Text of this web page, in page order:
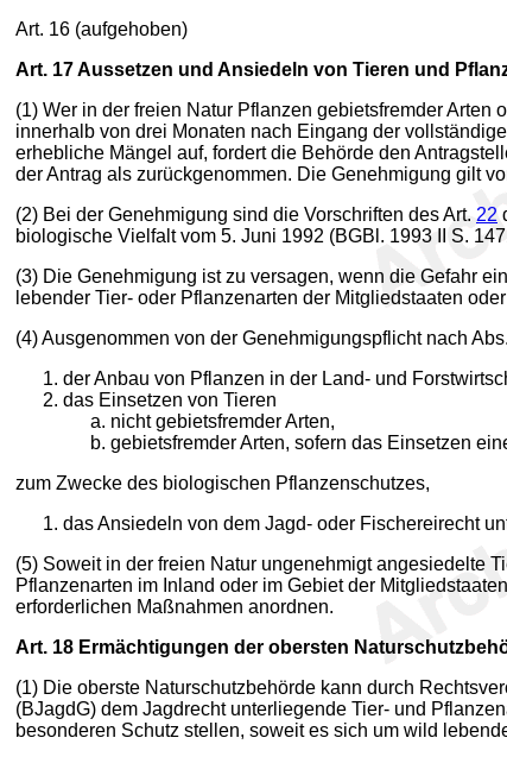
Art. 16 (aufgehoben)
Art. 17Aussetzen und Ansiedeln von Tieren und
(1) Wer in der freien Natur Pflanzen gebietsfremder
innerhalb von drei Monaten nach Eingang der
erhebliche Mängel auf, fordert die Behörde den
der Antrag als zurückgenommen. Die Genehmigung gilt
(2) Bei der Genehmigung sind die Vorschriften des Art. 22
biologische Vielfalt vom 5. Juni 1992 (BGBl. 1993 II S.
(3) Die Genehmigung ist zu versagen, wenn die Gefahr
lebender Tier- oder Pflanzenarten der Mitgliedstaaten
(4) Ausgenommen von der Genehmigungspflicht nach
der Anbau von Pflanzen in der Land- und
das Einsetzen von Tieren
nicht gebietsfremder Arten,
gebietsfremder Arten, sofern das Einsetzen
zum Zwecke des biologischen Pflanzenschutzes,
das Ansiedeln von dem Jagd- oder Fischereirecht
(5) Soweit in der freien Natur ungenehmigt angesiedelte
Pflanzenarten im Inland oder im Gebiet der
erforderlichen Maßnahmen anordnen.
Art. 18 Ermächtigungen der obersten
(1) Die oberste Naturschutzbehörde kann durch
(BJagdG) dem Jagdrecht unterliegende Tier- und
besonderen Schutz stellen, soweit es sich um wild